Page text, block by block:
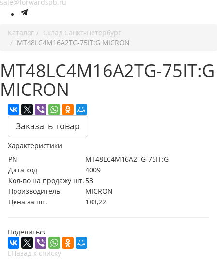
sale@forwardspb.ru
Каталог
Cклад Санкт-Петербург
MT48LC4M16A2TG-75IT:G MICRON
MT48LC4M16A2TG-75IT:G
MICRON
Заказать товар
Характеристики
PN
MT48LC4M16A2TG-75IT:G
Дата код
4009
Кол-во на продажу шт. 53
Производитель
MICRON
Цена за шт.
183,22
Поделиться
Назад к списку